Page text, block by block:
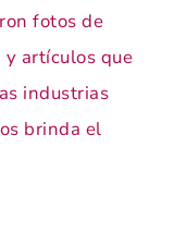
fotos de
artículos que
industrias
brinda el